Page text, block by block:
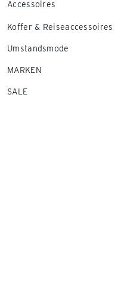
Accessoires
Koffer & Reiseaccessoires
Umstandsmode
MARKEN
SALE